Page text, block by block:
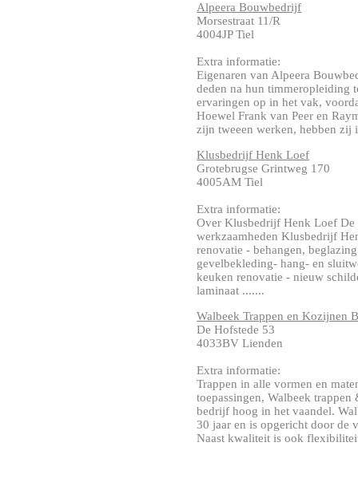
Alpeera Bouwbedrijf
Morsestraat 11/R
4004JP Tiel
Extra informatie:
Eigenaren van Alpeera
deden na hun timmeropleiding
ervaringen op in het vak,
Hoewel Frank van Peer en
zijn tweeen werken, hebben
Klusbedrijf Henk Loef
Grotebrugse Grintweg 170
4005AM Tiel
Extra informatie:
Over Klusbedrijf Henk Loef
werkzaamheden Klusbedrijf
renovatie - behangen,
gevelbekleding- hang- en
keuken renovatie - nieuw
laminaat .......
Walbeek Trappen en Kozijnen
De Hofstede 53
4033BV Lienden
Extra informatie:
Trappen in alle vormen en
toepassingen, Walbeek
bedrijf hoog in het vaandel.
30 jaar en is opgericht door de
Naast kwaliteit is ook